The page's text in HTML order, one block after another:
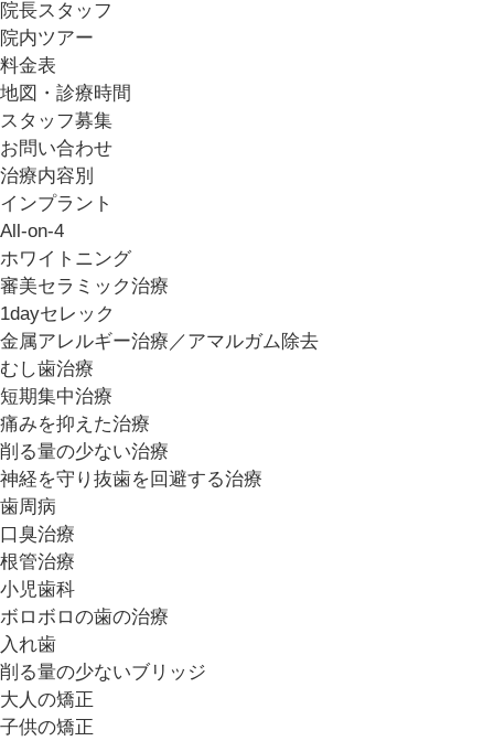
院長スタッフ
院内ツアー
料金表
地図・診療時間
スタッフ募集
お問い合わせ
治療内容別
インプラント
All-on-4
ホワイトニング
審美セラミック治療
1dayセレック
金属アレルギー治療／アマルガム除去
むし歯治療
短期集中治療
痛みを抑えた治療
削る量の少ない治療
神経を守り抜歯を回避する治療
歯周病
口臭治療
根管治療
小児歯科
ボロボロの歯の治療
入れ歯
削る量の少ないブリッジ
大人の矯正
子供の矯正